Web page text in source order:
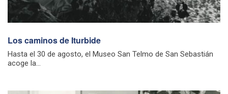
Los caminos de Iturbide
Hasta el 30 de agosto, el Museo San Telmo de San Sebastián
acoge la...